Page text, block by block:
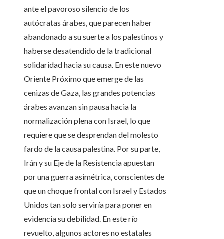
ante el pavoroso silencio de los
autócratas árabes, que parecen haber
abandonado a su suerte a los palestinos y
haberse desatendido de la tradicional
solidaridad hacia su causa. En este nuevo
Oriente Próximo que emerge de las
cenizas de Gaza, las grandes potencias
árabes avanzan sin pausa hacia la
normalización plena con Israel, lo que
requiere que se desprendan del molesto
fardo de la causa palestina. Por su parte,
Irán y su Eje de la Resistencia apuestan
por una guerra asimétrica, conscientes de
que un choque frontal con Israel y Estados
Unidos tan solo serviría para poner en
evidencia su debilidad. En este río
revuelto, algunos actores no estatales